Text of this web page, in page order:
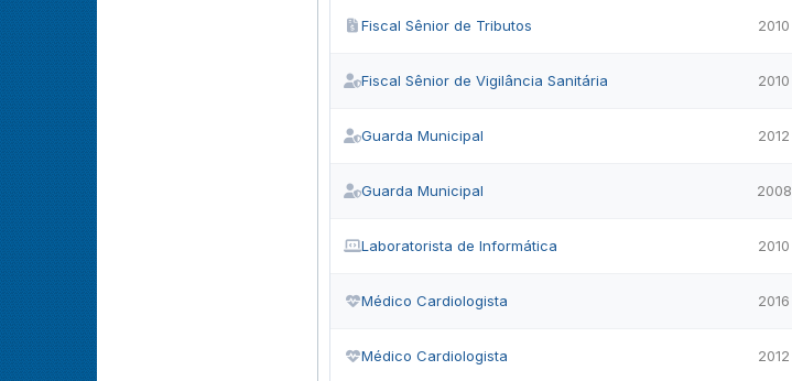
Fiscal Sênior de Tributos 2010
Fiscal Sênior de Vigilância Sanitária 2010
Guarda Municipal 2012
Guarda Municipal 2008
Laboratorista de Informática 2010
Médico Cardiologista 2016
Médico Cardiologista 2012